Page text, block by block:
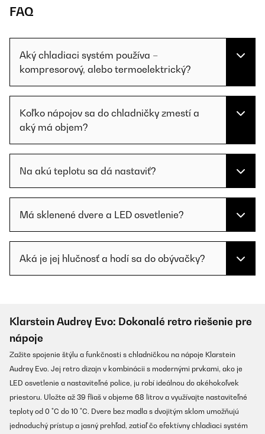
FAQ
Aký chladiaci systém používa –
kompresorový, alebo termoelektrický?
Koľko nápojov sa do chladničky zmestí a
aký má objem?
Na akú teplotu sa dá nastaviť?
Má sklenené dvere a LED osvetlenie?
Aká je jej hlučnosť a hodí sa do obývačky?
Klarstein Audrey Evo: Dokonalé retro riešenie pre
nápoje
Zažite spojenie štýlu a funkčnosti s chladničkou na nápoje Klarstein
Audrey Evo. Jej retro dizajn v kombinácii s modernými prvkami, ako je
LED osvetlenie a nastaviteľné police, ju robí ideálnou do akéhokoľvek
priestoru. Uložte až 39 fliaš v objeme 68 litrov a využívajte nastaviteľné
teploty od 0 °C do 10 °C. Dvere bez madla s dvojitým sklom umožňujú
jednoduchý prístup a jasný prehľad, zatiaľ čo efektívny chladiaci systém